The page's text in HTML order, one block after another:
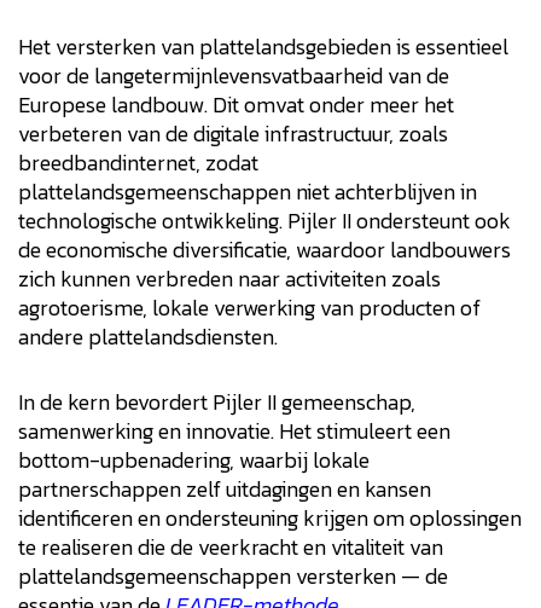
Het versterken van plattelandsgebieden is essentieel
voor de langetermijnlevensvatbaarheid van de
Europese landbouw. Dit omvat onder meer het
verbeteren van de digitale infrastructuur, zoals
breedbandinternet, zodat
plattelandsgemeenschappen niet achterblijven in
technologische ontwikkeling. Pijler II ondersteunt ook
de economische diversificatie, waardoor landbouwers
zich kunnen verbreden naar activiteiten zoals
agrotoerisme, lokale verwerking van producten of
andere plattelandsdiensten.
In de kern bevordert Pijler II gemeenschap,
samenwerking en innovatie. Het stimuleert een
bottom-upbenadering, waarbij lokale
partnerschappen zelf uitdagingen en kansen
identificeren en ondersteuning krijgen om oplossingen
te realiseren die de veerkracht en vitaliteit van
plattelandsgemeenschappen versterken — de